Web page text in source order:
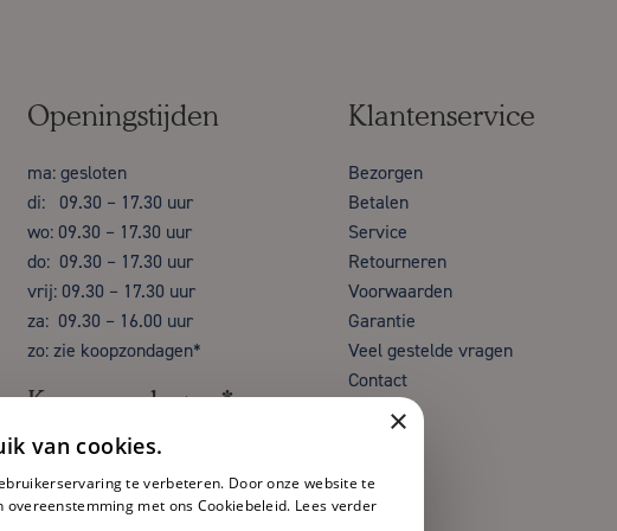
Openingstijden
ma: gesloten
di: 09.30 – 17.30 uur
wo: 09.30 – 17.30 uur
do: 09.30 – 17.30 uur
vrij: 09.30 – 17.30 uur
za: 09.30 – 16.00 uur
zo: zie koopzondagen*
Koopzondagen*
Klantenservice
Bezorgen
Betalen
Service
Retourneren
Voorwaarden
Garantie
Veel gestelde vragen
Contact
×
van cookies.
te verbeteren. Door onze website te
met ons Cookiebeleid. Lees verder